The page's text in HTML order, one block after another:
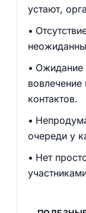
устают,
Ожидание
вовлечение
контактов.
очереди у
Нет